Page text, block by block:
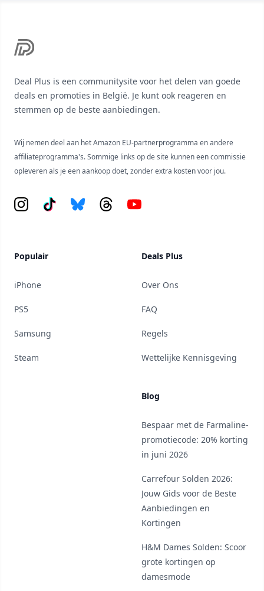
Deal Plus is een communitysite voor het delen van goede
deals en promoties in België. Je kunt ook reageren en
stemmen op de beste aanbiedingen.
Wij nemen deel aan het Amazon EU-partnerprogramma en andere
affiliateprogramma's. Sommige links op de site kunnen een commissie
opleveren als je een aankoop doet, zonder extra kosten voor jou.
Instagram
Tiktok BlueskyThreadsYouTube
Populair
iPhone
PS5
Samsung
Steam
Deals Plus
Over Ons
FAQ
Regels
Wettelijke Kennisgeving
Blog
Bespaar met de Farmaline-
promotiecode: 20% korting
in juni 2026
Carrefour Solden 2026:
Jouw Gids voor de Beste
Aanbiedingen en
Kortingen
H&M Dames Solden: Scoor
grote kortingen op
damesmode